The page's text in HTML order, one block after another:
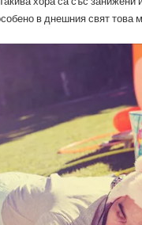
в днешния свят това